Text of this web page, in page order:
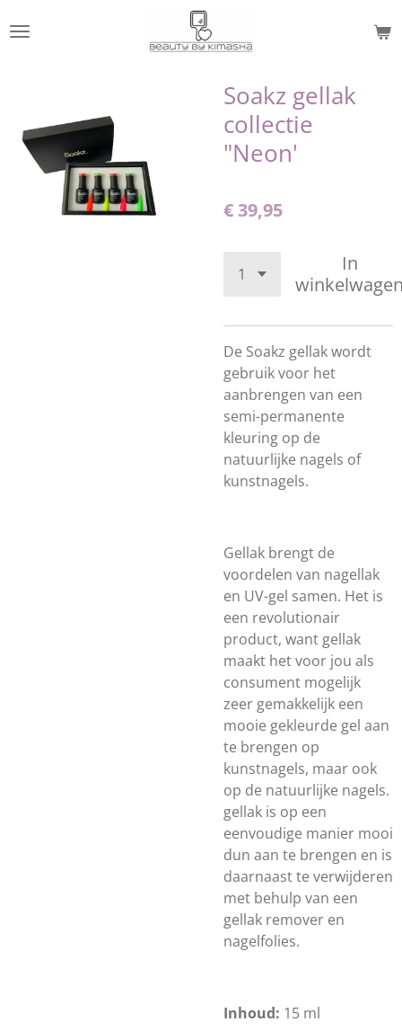
direct
Soakz gellak
collectie
"Neon'
€ 39,95
In
De Soakz gellak wordt
gebruik voor het
aanbrengen van een
semi-permanente
kleuring op de
natuurlijke nagels of
kunstnagels.
Gellak brengt de
voordelen van nagellak
en UV-gel samen. Het is
een revolutionair
product, want gellak
maakt het voor jou als
consument mogelijk
zeer gemakkelijk een
mooie gekleurde gel aan
te brengen op
kunstnagels, maar ook
op de natuurlijke nagels.
gellak is op een
eenvoudige manier mooi
dun aan te brengen en is
daarnaast te verwijderen
met behulp van een
gellak remover en
nagelfolies.
Inhoud: 15 ml